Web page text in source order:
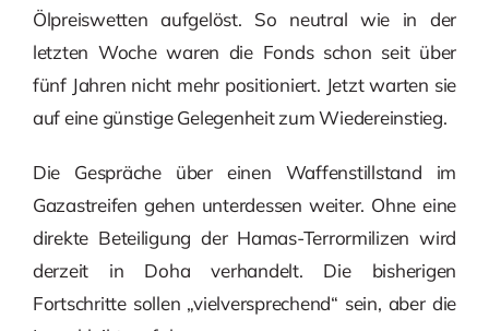
Ölpreiswetten aufgelöst. So neutral wie in der
letzten Woche waren die Fonds schon seit über
fünf Jahren nicht mehr positioniert. Jetzt warten sie
auf eine günstige Gelegenheit zum Wiedereinstieg.
Die Gespräche über einen Waffenstillstand im
Gazastreifen gehen unterdessen weiter. Ohne eine
direkte Beteiligung der Hamas-Terrormilizen wird
derzeit in Doha verhandelt. Die bisherigen
Fortschritte sollen „vielversprechend“ sein, aber die